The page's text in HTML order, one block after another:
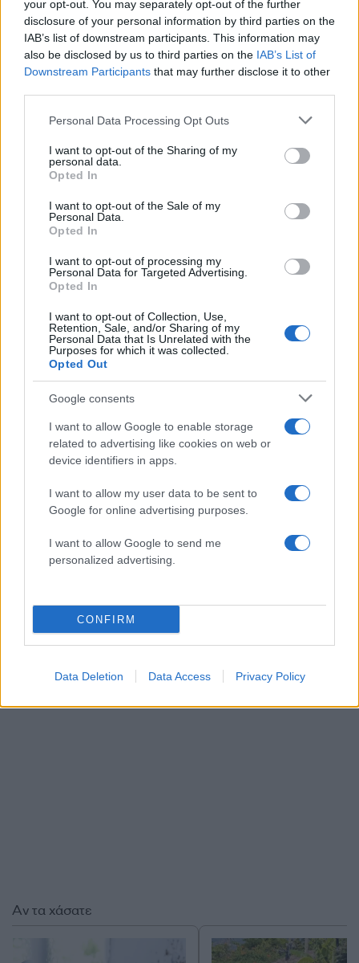
your opt-out. You may separately opt-out of the further
disclosure of your personal information by third parties on the
IAB’s list of downstream participants. This information may
also be disclosed by us to third parties on the IAB’s List of
Downstream Participants that may further disclose it to other
Please note that this website/app uses one or more Google
not limited to your visit or usage behaviour. You may click to
grant or deny consent to Google and its third-party tags to
use your data for below specified purposes in below Google
consent section.
Personal Data Processing Opt Outs
I want to opt-out of the Sharing of my
personal data.
Opted In
I want to opt-out of the Sale of my
Personal Data.
Opted In
I want to opt-out of processing my
Personal Data for Targeted Advertising.
Opted In
I want to opt-out of Collection, Use,
Retention, Sale, and/or Sharing of my
Personal Data that Is Unrelated with the
Purposes for which it was collected.
Opted Out
Google consents
I want to allow Google to enable storage
related to advertising like cookies on web or
device identifiers in apps.
I want to allow my user data to be sent to
Google for online advertising purposes.
I want to allow Google to send me
personalized advertising.
CONFIRM
Data Deletion Data Access Privacy Policy
χορεύει λίγο πριν το μακελειό
Βίντεο που κυκλοφόρησε στα social media,
δείχνει τον 14χρονο Ιησού να χορεύει, λίγο πριν
το λουτρό αίματος στο σχολείο.
Στα πλάνα φαίνεται να χοροπηδά και να κάνει
στροφές γύρω από τον εαυτό του, ενώ στην
İsa Aras Mersinli, who shot and killed 9
people and injured 13 in Kahramanmaraş
today.
The video was reportedly recorded by
classmates shortly before the attack.
The attacker died by suicide.
pic.twitter.com/0OSXjrFrYD
April
15, 2026
Το εν λόγω βίντεο τραβήχτηκε μέσα στο
του και σκοτώσει τους 8 μαθητές και τον έναν
καθηγητή.
Αν τα χάσατε